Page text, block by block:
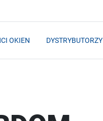
OKIEN DYSTRYBUTORZY